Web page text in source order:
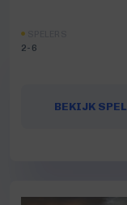
2-6
BEKIJK SPEL